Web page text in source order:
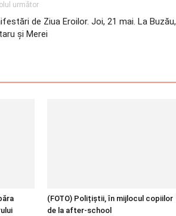
următor
de Ziua Eroilor. Joi, 21 mai. La Buzău,
și Merei
(FOTO) Polițiștii, în mijlocul copiilor
de la after-school